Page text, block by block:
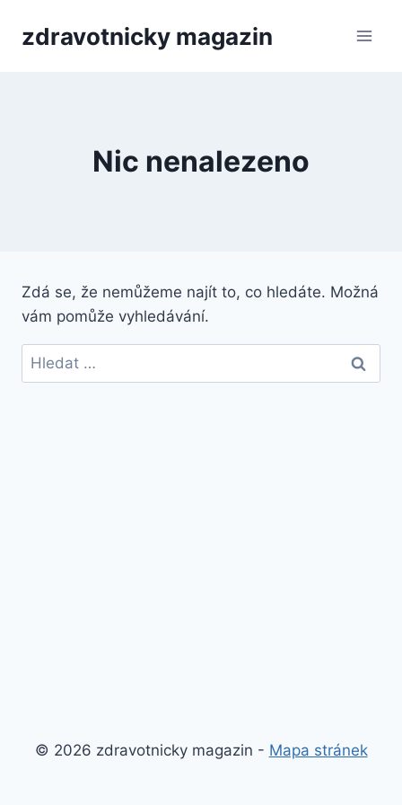
zdravotnicky magazin
Nic nenalezeno
Zdá se, že nemůžeme najít to, co hledáte. Možná
vám pomůže vyhledávání.
Vyhledávání
© 2026 zdravotnicky magazin - Mapa stránek